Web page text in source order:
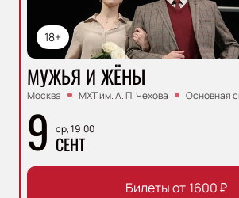
18+
МУЖЬЯ И ЖЁНЫ
Москва МХТ им. А. П. Чехова Основная
9 ср, 19:00
СЕНТ
Билеты от 1600₽